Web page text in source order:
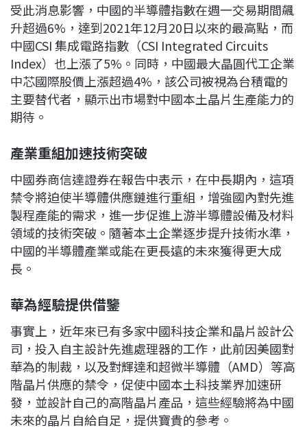
受此消息影響，中國的半導體指數在週一交易期間飆
升超過6%，達到2021年12月20日以來的最高點，而
中國CSI 集成電路指數（CSI Integrated Circuits
Index）也上漲了5%。同時，中國最大晶圓代工企業
中芯國際股價上漲超過4%，該公司被視為台積電的
主要替代者，顯示出市場對中國本土晶片生產能力的
期待。
產業重組加速技術突破
中國券商信達證券在報告中表示，在中長期內，這項
禁令將迫使半導體供應鏈進行重組，增強國內對先進
製程產能的需求，進一步促進上游半導體設備及材料
領域的技術突破。隨著本土企業逐步提升技術水準，
中國的半導體產業或能在更長遠的未來獲得更大成
長。
華為經驗提供借鑒
事實上，近年來已有多家中國科技企業和晶片設計公
司，投入自主設計先進處理器的工作，此前因美國對
華為的制裁，以及對輝達和超微半導體（AMD）等高
階晶片供應的禁令，促使中國本土科技業界加速研
發，並設計自己的高階晶片產品，這些經驗將為中國
未來的晶片自給自足，提供寶貴的參考。